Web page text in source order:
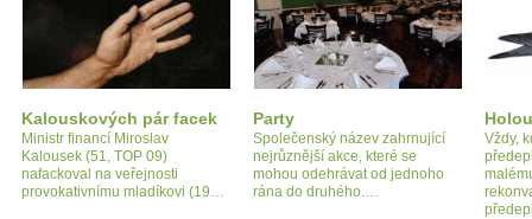
Kalouskových pár facek
Ministr financí Miroslav
Kalousek (51, TOP 09)
nafackoval na veřejnosti
provokativnímu mladíkovi (19…
Party
Společenský název zahrnující
nejrůznější akce, které se
mohou odehrávat od jednoho
rána do druhého.…
Vždy,